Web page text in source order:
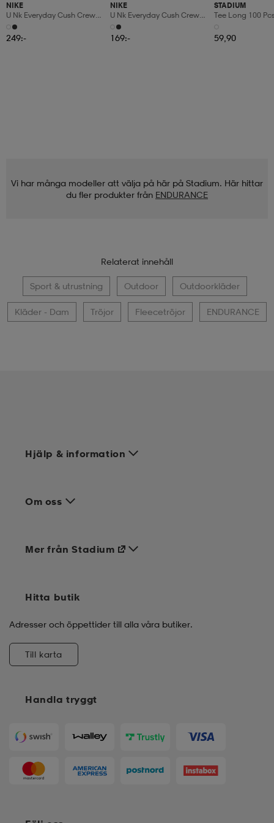
NIKE
U Nk Everyday Cush Crew
6pr-Bd
249:-
NIKE
U Nk Everyday Cush Crew
3pr
169:-
STADIUM
Tee Long 100
59,90
Vi har många modeller att välja på här på Stadium. Här hittar
du fler produkter från ENDURANCE
Relaterat innehåll
Sport & utrustning Outdoor Outdoorkläder
Kläder - Dam Tröjor Fleecetröjor ENDURANCE
Hjälp & information
Om oss
Handla tryggt
Mer från Stadium
Hitta butik
Adresser och öppettider till alla våra butiker.
Till karta